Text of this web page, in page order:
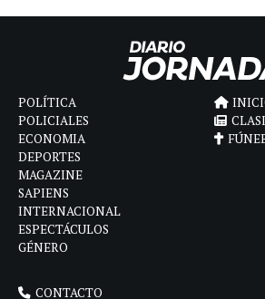
POLÍTICA
POLICIALES
ECONOMIA
DEPORTES
MAGAZINE
SAPIENS
INTERNACIONAL
ESPECTÁCULOS
GÉNERO
CONTACTO